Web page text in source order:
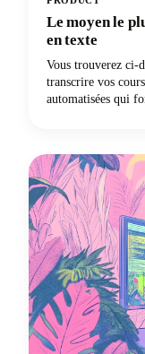
Le moyen le
en texte
Vous trouverez ci-
transcrire vos
automatisées qui